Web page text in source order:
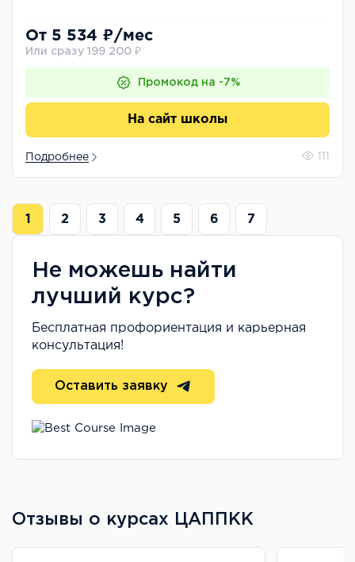
От 5 534 ₽/мес
Или сразу 199 200 ₽
Промокод на -7%
На сайт школы
Подробнее
1 2 3 4 5 6 7
Не можешь найти
лучший курс?
Бесплатная профориентация и карьерная
консультация!
Оставить заявку
Отзывы о курсах ЦАППКК